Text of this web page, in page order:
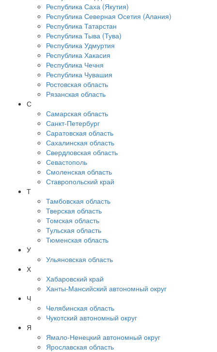
Республика Саха (Якутия)
Республика Северная Осетия (Алания)
Республика Татарстан
Республика Тыва (Тува)
Республика Удмуртия
Республика Хакасия
Республика Чечня
Республика Чувашия
Ростовская область
Рязанская область
С
Самарская область
Санкт-Петербург
Саратовская область
Сахалинская область
Свердловская область
Севастополь
Смоленская область
Ставропольский край
Т
Тамбовская область
Тверская область
Томская область
Тульская область
Тюменская область
У
Ульяновская область
Х
Хабаровский край
Ханты-Мансийский автономный округ
Ч
Челябинская область
Чукотский автономный округ
Я
Ямало-Ненецкий автономный округ
Ярославская область